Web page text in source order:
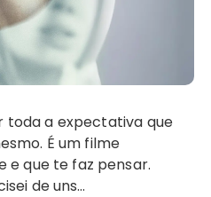
É um filme
e que te faz pensar.
de uns…